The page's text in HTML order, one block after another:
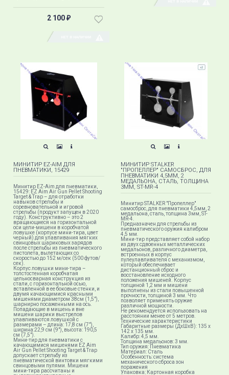
2 100 ₽
МИНИТИР EZ-AIM ДЛЯ
ПНЕВМАТИКИ, 15429
Минитир EZ-Aim для пневматики,
15429: EZ Aim Air Gun Pellet Shooting
Target & Trap – для отработки
навыков стрельбы и
соревновательной и игровой
стрельбы (продукт запущен в 2020
году). Конструктивно – это 2
вращающиеся на горизонтальной
оси цели-мишени в коробчатой
ловушке (корпусе мини-тира, цвет
черный) для улавливания мягких
свинцовых шариковых зарядов
после стрельбы из пневматического
пистолета, вылетающих со
скоростью до 152 м/сек (500 футов/
сек).
Корпус ловушки мини-тира –
толстостенная коробчатая
цельносварная конструкция из
стали, с горизонтальной осью,
вставленной в ее боковые стенки, и
двумя качающимися красными
мишенями диаметром 38см (1,5"),
шарнирно посаженными на ось.
Попадающие в мишень и вне
мишени шарики выстрелов
улавливаются ловушкой с
размерами – длина: 17,8 см (7"),
ширина:22,9 см (9"), высота: 190,5
см (7,5").
Мини-тир для пневматики с
качающимися мишенями EZ Aim
Air Gun Pellet Shooting Target & Trap
допускает стрельбу из
пневматической винтовки мягкими
свинцовыми пулями. Мишени
мини-тира рассчитаны и
МИНИТИР STALKER
"ПРОПЕЛЛЕР" САМОСБРОС, ДЛЯ
ПНЕВМАТИКИ 4,5ММ, 2
МЕДАЛЬОНА, СТАЛЬ, ТОЛЩИНА
3ММ, ST-MR-4
Минитир STALKER "Пропеллер"
самосброс, для пневматики 4,5мм, 2
медальона, сталь, толщина 3мм, ST-
MR-4.
Предназначен для стрельбы из
пневматического оружия калибром
4,5 мм.
Мини-тир представляет собой набор
из двух сдвоенных металлических
медальонов, различного диаметра,
встроенных в корпус
пулеулавливателя с механизмом,
который обеспечивает
дистанционный сброс и
восстановление исходного
положения мишеней. Корпус
толщиной 1,2 мм и мишени
выполнены из стали повышенной
прочности, толщиной 3 мм. Что
позволяет применять оружие
различной мощности.
Не рекомендуется использовать на
расстоянии менее от 5 метров.
Технические характеристики
Габаритные размеры (ДхШхВ): 135 х
142 х 135 мм.
Калибр: 4,5 мм.
Толщина медальонов: 3 мм.
Тип оружия: Пневматика
Материал: Сталь
Особенность: система
механического сброса зон
поражения
Упаковка: Картонная коробка